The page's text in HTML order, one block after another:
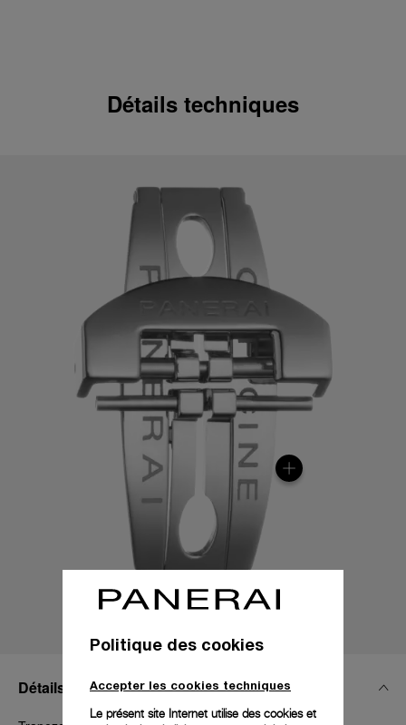
Détails techniques
Détails Techniques
Politique des cookies
Accepter les cookies techniques
Le présent site Internet utilise des cookies et